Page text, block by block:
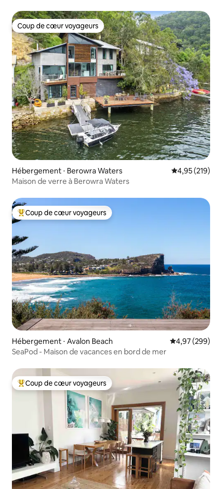
Coup de cœur voyageurs
Coup de cœur voyageurs
Hébergement ⋅ Berowra Waters Évaluation
4,95 (219)
Maison de verre à Berowra Waters
Coups de cœur voyageurs les plus appréciés
Coup de cœur voyageurs
Hébergement ⋅ Avalon Beach Évaluation
4,97 (299)
SeaPod - Maison de vacances en bord de mer
Coups de cœur voyageurs les plus appréciés
Coup de cœur voyageurs